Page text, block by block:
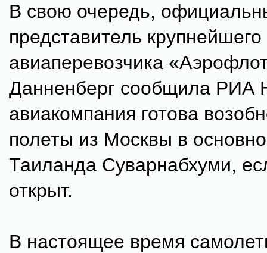
В свою очередь,
представитель крупнейшего
авиаперевозчика
Данненберг сообщила РИА
авиакомпания готова
полеты из Москвы в
Таиланда Суварнабхуми,
открыт.
В настоящее время